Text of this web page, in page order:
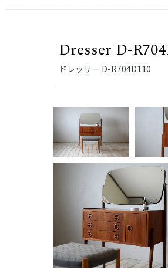
Dresser D-
ドレッサー D-R704D110